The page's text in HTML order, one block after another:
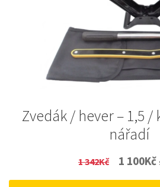
Zvedák / hever – 1,5
nářadí
1 342Kč
Original
price
1 100Kč